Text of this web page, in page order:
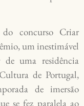
concurso Criar
um inestimável
uma residência
de Portugal,
de imersão
se fez paralela ao